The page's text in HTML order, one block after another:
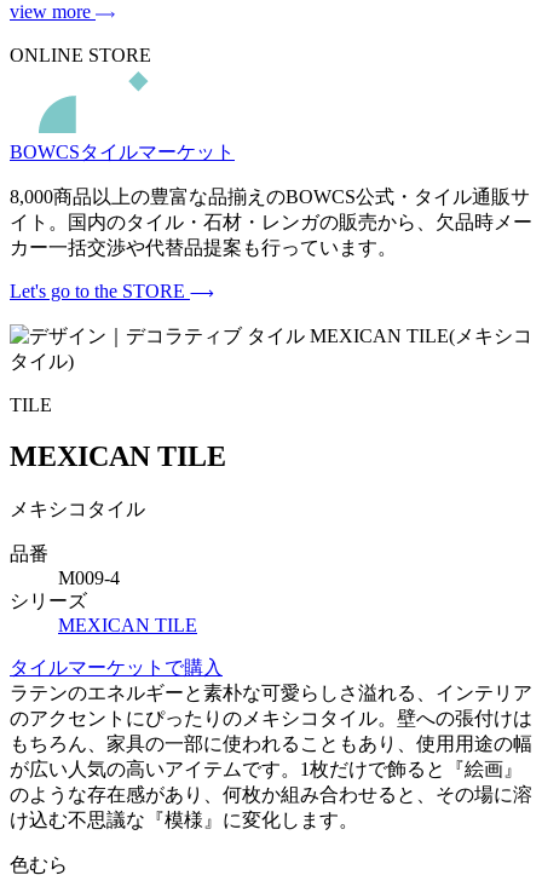
view more
ONLINE STORE
BOWCSタイルマーケット
8,000商品以上の豊富な品揃えのBOWCS公式・タイル通販サ
イト。国内のタイル・石材・レンガの販売から、欠品時メー
カー一括交渉や代替品提案も行っています。
Let's go to the STORE
TILE
MEXICAN TILE
メキシコタイル
品番
M009-4
シリーズ
MEXICAN TILE
タイルマーケットで購入
ラテンのエネルギーと素朴な可愛らしさ溢れる、インテリア
のアクセントにぴったりのメキシコタイル。壁への張付けは
もちろん、家具の一部に使われることもあり、使用用途の幅
が広い人気の高いアイテムです。1枚だけで飾ると『絵画』
のような存在感があり、何枚か組み合わせると、その場に溶
け込む不思議な『模様』に変化します。
色むら